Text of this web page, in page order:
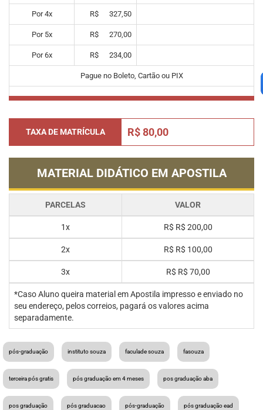
Por4x R$ 327,50
Por 5x R$ 270,00
Por6x R$ 234,00
Pague no Boleto, Cartão ou PIX
TAXA DE MATRÍCULA R$ 80,00
MATERIAL DIDÁTICO EM APOSTILA
PARCELAS VALOR
1x R$ R$ 200,00
2x R$ R$ 100,00
3x R$ R$ 70,00
*Caso Aluno queira material em Apostila impresso e enviado no
seu endereço, pelos correios, pagará os valores acima
separadamente.
pós-graduação instituto souza faculade souza fasouza
terceira pós gratis pós graduação em 4 meses pos graduação aba
pos graduação pós graduacao pós-graduação pós graduação ead